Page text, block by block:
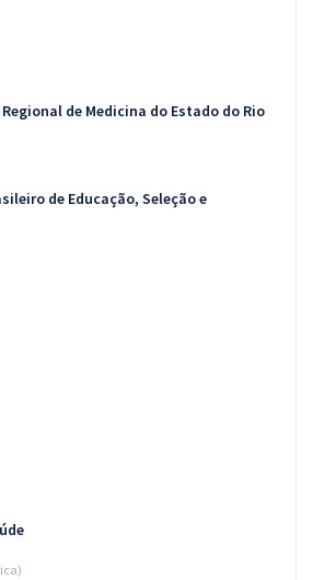
Regional de Medicina do Estado do Rio
de Educação, Seleção e